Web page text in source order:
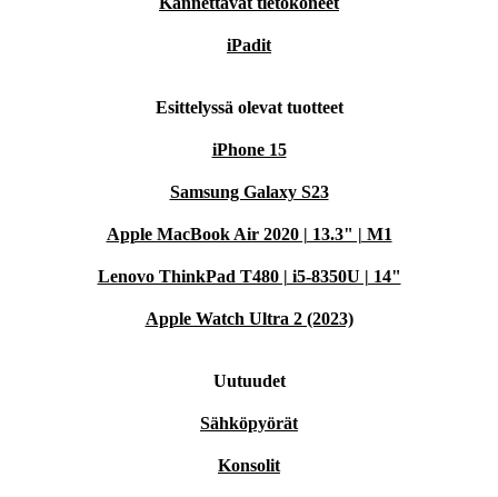
iPadit
Esittelyssä olevat tuotteet
iPhone 15
Samsung Galaxy S23
Apple MacBook Air 2020 | 13.3" | M1
Lenovo ThinkPad T480 | i5-8350U | 14"
Apple Watch Ultra 2 (2023)
Uutuudet
Sähköpyörät
Konsolit